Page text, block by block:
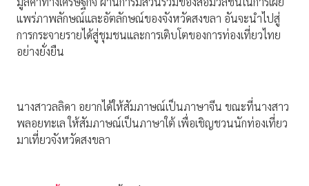
แพร่ภาพลักษณ์และอัตลักษณ์ของจังหวัดสงขลา อันจะนำไปสู่
การกระจายรายได้สู่ชุมชนและการเติบโตของการท่องเที่ยวไทย
อย่างยั่งยืน
นางสาวลลิดา อยากได้ให้สัมภาษณ์เป็นภาษาจีน ขณะที่นางสาว
พลอยทะเล ให้สัมภาษณ์เป็นภาษาใต้ เพื่อเชิญชวนนักท่องเที่ยว
มาเที่ยวจังหวัดสงขลา